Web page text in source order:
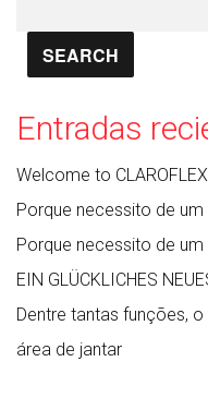
SEARCH
Entradas
Welcome to
Porque necessito de
Porque necessito de
EIN GLÜCKLICHES
Dentre tantas funções,
área de jantar